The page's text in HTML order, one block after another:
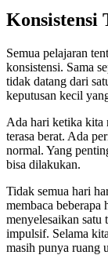
Konsistensi
Semua pelajaran
konsistensi. Sama
tidak datang dari
keputusan kecil
Ada hari ketika kita
terasa berat. Ada
normal. Yang
bisa dilakukan.
Tidak semua hari
membaca beberapa
menyelesaikan satu
impulsif. Selama
masih punya ruang